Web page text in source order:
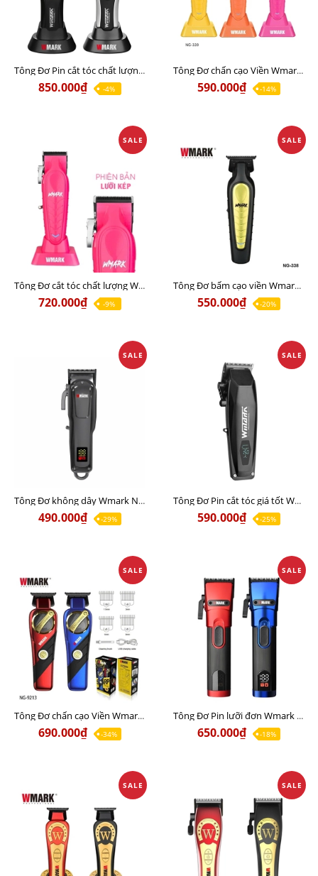
Tông Đơ Pin cắt tóc chất lượng Wmark NG-7030 Chính Hãng
850.000₫ -4%
Tông Đơ chấn cạo Viền Wmark NG-339 Chính Hãng
590.000₫ -14%
SALE
Tông Đơ cắt tóc chất lượng Wmark NG-139 Chính Hãng
720.000₫ -9%
SALE
Tông Đơ bấm cạo viền Wmark NG-338 Chính Hãng
550.000₫ -20%
SALE
Tông Đơ không dây Wmark NG-1001 Chính Hãng
490.000₫ -29%
SALE
Tông Đơ Pin cắt tóc giá tốt Wmark NG-125 Chính Hãng
590.000₫ -25%
SALE
Tông Đơ chấn cạo Viền Wmark NG-9213 Chính Hãng
690.000₫ -34%
SALE
Tông Đơ Pin lưỡi đơn Wmark NG-121 Chính Hãng
650.000₫ -18%
SALE SALE